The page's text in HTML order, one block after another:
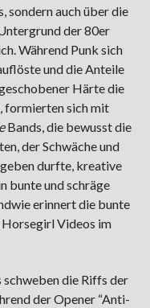
sondern auch über die
der 80er
Während Punk sich
und die Anteile
Härte die
formierten sich mit
Bands, die bewusst die
der Schwäche und
durfte, kreative
bunte und schräge
erinnert die bunte
Videos im
schweben die Riffs der
der Opener “Anti-